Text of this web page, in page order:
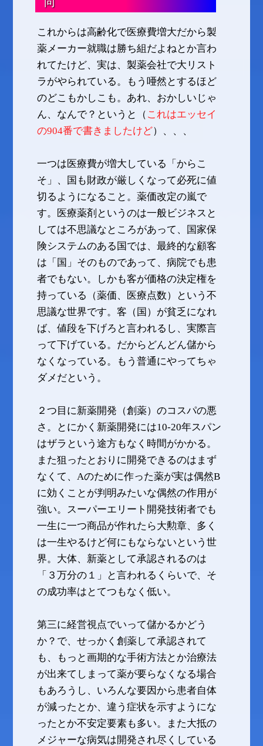
これからは高齢化で医療費増大だから製
薬メーカー就職は勝ち組だよねとか言わ
れてたけど、実は、製薬会社で大リスト
ラがやられている。もう唖然とするほど
のどこもかしこも。あれ、おかしいじゃ
ん、なんで？というと（ これはエッセイ
の904番で書きましたけど）、、、
一つは医療費が増大している「からこ
そ」、国も財政が厳しくなって必死に値
切るようになること。薬価改定の嵐で
す。医療薬剤というのは一般ビジネスと
しては不思議なところがあって、国家保
険システムのある国では、最終的な顧客
は「国」そのものであって、病院でも患
者でもない。しかも客が価格の決定権を
持っている（薬価、医療点数）という不
思議な世界です。客（国）が貧乏になれ
ば、値段を下げろと言われるし、実際言
って下げている。だからどんどん儲から
なくなっている。もう普通にやってちゃ
ダメだという。
２つ目に新薬開発（創薬）のコスパの悪
さ。とにかく新薬開発には10-20年スパン
はザラという途方もなく時間がかかる。
また狙ったとおりに開発できるのはまず
なくて、Aのために作った薬が実は偶然B
に効くことが判明みたいな偶然の作用が
強い。スーパーエリート開発技術者でも
一生に一つ商品が作れたら大勲章、多く
は一生やるけど何にもならないという世
界。大体、新薬として承認されるのは
「３万分の１」と言われるくらいで、そ
の成功率はとてつもなく低い。
第三に経営視点でいって儲かるかどう
か？で、せっかく創薬して承認されて
も、もっと画期的な手術方法とか治療法
が出来てしまって薬が要らなくなる場合
もあろうし、いろんな要因から患者自体
が減ったとか、違う症状を示すようにな
ったとか不安定要素も多い。また大抵の
メジャーな病気は開発され尽くしている